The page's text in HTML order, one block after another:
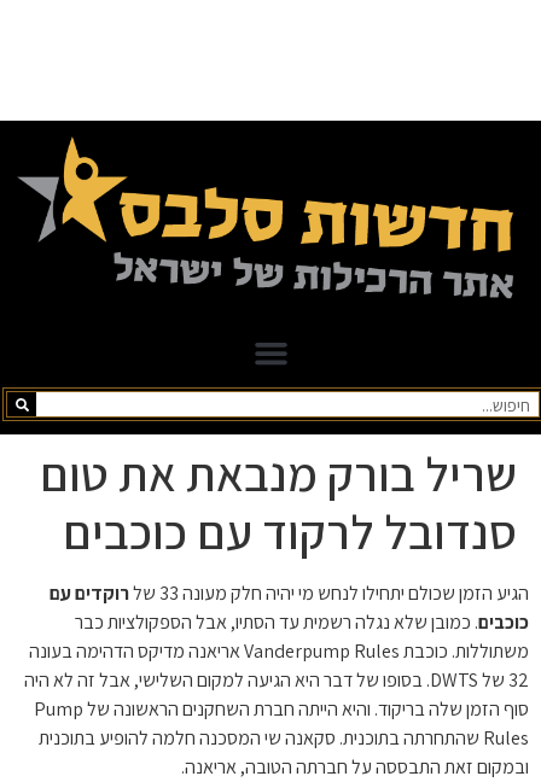
שריל בורק מנבאת את טום
סנדובל לרקוד עם כוכבים
הגיע הזמן שכולם יתחילו לנחש מי יהיה חלק מעונה 33 של
רוקדים עם
כוכבים. כמובן שלא נגלה רשמית עד הסתיו, אבל הספקולציות כבר
משתוללות. כוכבת Vanderpump Rules אריאנה מדיקס הדהימה בעונה
32 של DWTS. בסופו של דבר היא הגיעה למקום השלישי, אבל זה לא היה
סוף הזמן שלה בריקוד. והיא הייתה חברת השחקנים הראשונה של Pump
Rules שהתחרתה בתוכנית. סקאנה שי המסכנה חלמה להופיע בתוכנית
ובמקום זאת התבססה על חברתה הטובה, אריאנה.